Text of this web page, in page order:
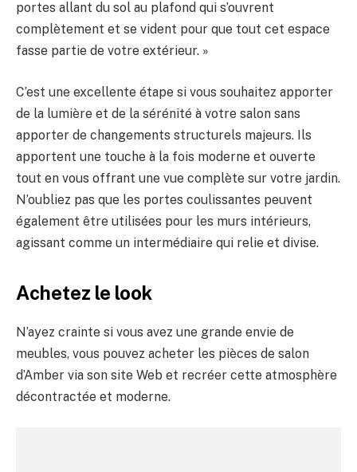
portes allant du sol au plafond qui s’ouvrent
complètement et se vident pour que tout cet espace
fasse partie de votre extérieur. »
C’est une excellente étape si vous souhaitez apporter
de la lumière et de la sérénité à votre salon sans
apporter de changements structurels majeurs. Ils
apportent une touche à la fois moderne et ouverte
tout en vous offrant une vue complète sur votre jardin.
N’oubliez pas que les portes coulissantes peuvent
également être utilisées pour les murs intérieurs,
agissant comme un intermédiaire qui relie et divise.
Achetez le look
N’ayez crainte si vous avez une grande envie de
meubles, vous pouvez acheter les pièces de salon
d’Amber via son site Web et recréer cette atmosphère
décontractée et moderne.